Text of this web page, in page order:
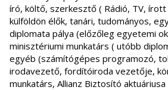
író, költő, szerkesztő ( Rádió, TV,
külföldön élők, tanári, tudományos,
diplomata pálya (előzőleg egyetemi
minisztériumi munkatárs ( utóbb
egyéb (számítógépes programozó,
irodavezető, fordítóiroda vezetője,
munkatárs, Allianz Biztosító